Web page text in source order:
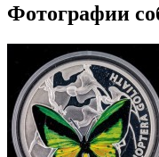
Фотографии